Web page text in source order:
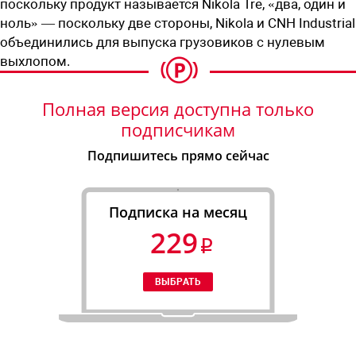
поскольку продукт называется Nikola Tre, «два, один и
ноль» — поскольку две стороны, Nikola и CNH Industrial
объединились для выпуска грузовиков с нулевым
выхлопом.
Полная версия доступна только
подписчикам
Подпишитесь прямо сейчас
Подписка на месяц
229